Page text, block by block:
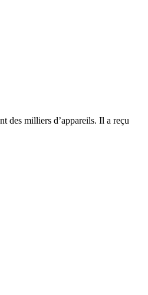
des milliers d’appareils. Il a reçu